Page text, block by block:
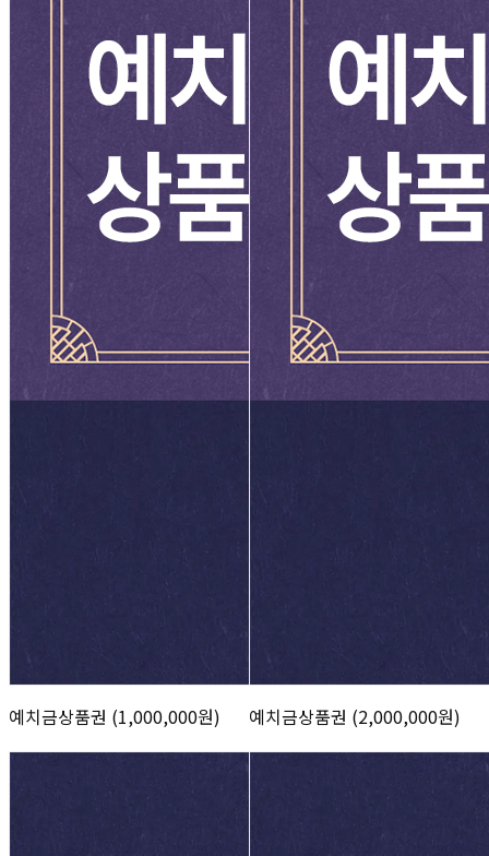
예치금상품권 (1,000,000원) 예치금상품권 (2,000,000원)